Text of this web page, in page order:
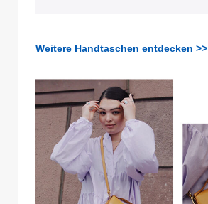
Weitere Handtaschen entdecken >>